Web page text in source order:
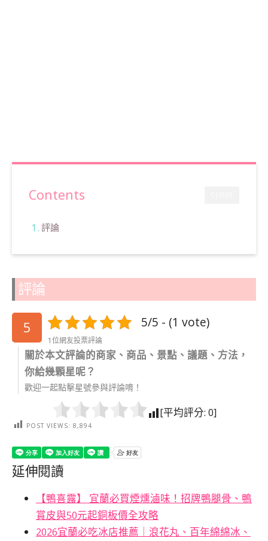
Contents
評論
評論
5 5/5 - (1 vote)
1位網友投票評論
關於本文評論的商家、商品、景點、議題、方法，
你給幾顆星呢？
歡迎一起點擊星號參與評論唷！
[平均評分: 0]
POST VIEWS: 8,894
延伸閱讀
【鴨喜露】 宜蘭必買煙燻滷味！招牌鴨腿骨、鴨
賞皮與50元起銅板價全攻略
2026宜蘭必吃冰店推薦｜浪花丸、百年綿綿冰、